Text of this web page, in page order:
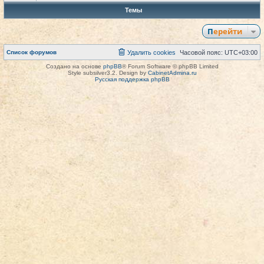
Темы
Перейти
Список форумов Часовой пояс: UTC+03:00
Удалить cookies
Создано на основе phpBB® Forum Software © phpBB Limited
Style subsilver3.2. Design by CabinetAdmina.ru
Русская поддержка phpBB